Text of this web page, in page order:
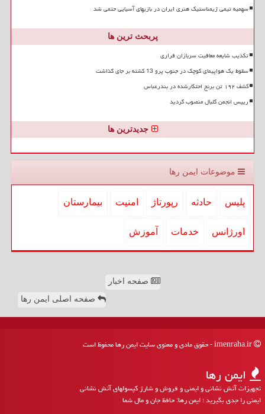
سهمیه تیمی ژیمناستیک هنری ایران در بازیهای آسیایی حتمی شد
پربحث ترین ها
تکذیب شایعه معافیت سربازان فراری
سقوط یک هواپیمای کوچک در جنوب پرو 13 کشته بر جای گذاشت
کشف ۱۹۲ تن برنج احتکارشده در بندرعباس
رییس انجمن گلبال منصوب گردید
جدیدترین ها
موضوعات ایمن رها
پلیس حادثه رپورتاژ امنیت بیمارستان
اورژانس خدمات آموزش
صفحه اخبار
صفحه اصلی ایمن رها
ایمن رها
تجهیزات آتش نشانی و ایمنی و فروش و شارژ کپسولهای آتش نشانی
ایمنی را جدی بگیرید ؛ ایمن رها: حافظ جان و مال شما